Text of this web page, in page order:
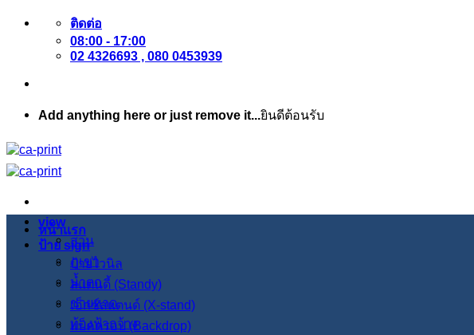
ข้าม
เนื้อหา
ติดต่อ
08:00 - 17:00
02 4326693 , 080 0453939
Add anything here or just remove it...ยินดีต้อนรับ
หน้าแรก
ป้าย sign
ป้ายไวนิล
สแตนดี้ (Standy)
เอ็กซ์สแตนด์ (X-stand)
แบ็คดรอป (Backdrop)
view
สวน
ภูเขา
น้ำตก
ชายหาด
ท้องฟ้ากว้าง